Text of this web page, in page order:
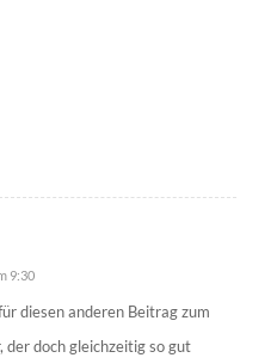
9:30
diesen anderen Beitrag zum
der doch gleichzeitig so gut